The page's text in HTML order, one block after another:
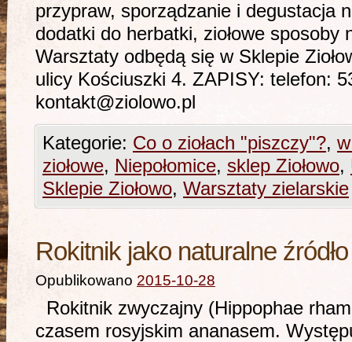
przypraw, sporządzanie i degustacja
dodatki do herbatki, ziołowe sposoby
Warsztaty odbędą się w Sklepie
ulicy Kościuszki 4. ZAPISY: telefon:
kontakt@ziolowo.pl
Kategorie: Co o ziołach "piszczy"?,
ziołowe, Niepołomice, sklep Ziołowo,
Sklepie Ziołowo, Warsztaty zielarskie
Rokitnik jako naturalne
Opublikowano 2015-10-28
Rokitnik zwyczajny (Hippophae
czasem rosyjskim ananasem.